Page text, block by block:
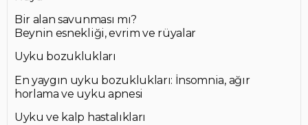
Bir alan savunması mı?
Beynin esnekliği, evrim ve rüyalar
Uyku bozuklukları
En yaygın uyku bozuklukları: İnsomnia, ağır
horlama ve uyku apnesi
Uyku ve kalp hastalıkları